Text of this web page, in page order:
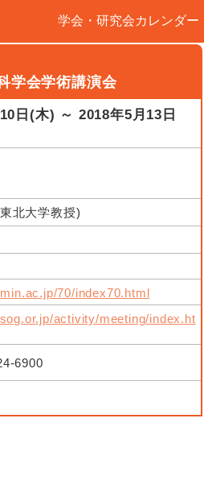
学会・研究会カレンダー
学会学術講演会
日(木) ～ 2018年5月13日
北大学教授)
70/index70.html
activity/meeting/index.ht
6900